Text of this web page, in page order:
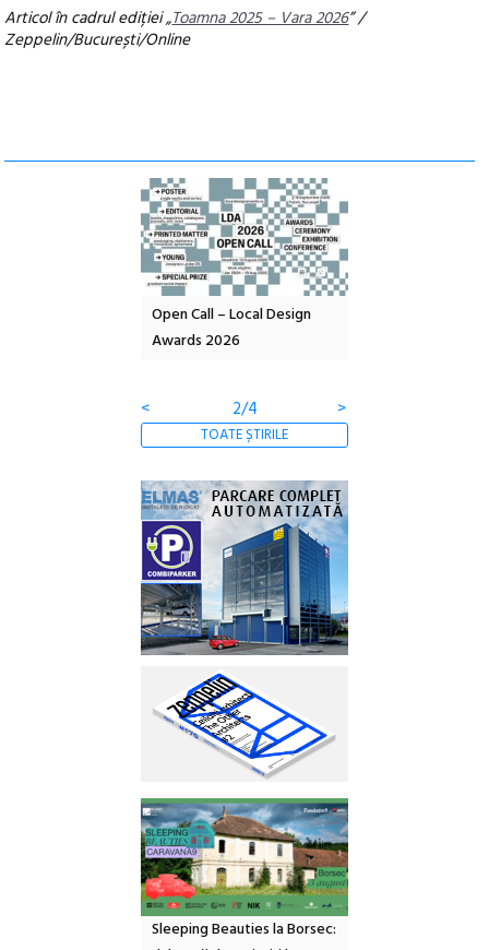
Articol în cadrul ediției „Toamna 2025 – Vara 2026” /
Zeppelin/București/Online
Open Call – Local Design
Awards 2026
<
2/4 >
TOATE ȘTIRILE
Sleeping Beauties la Borsec: